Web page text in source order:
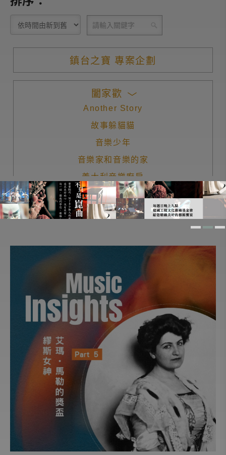
鎮台之寶 專案企劃
闔家歡
Another Story
故事躲貓貓
音樂少年
音樂家和音樂的家
義大利音樂廚房
經典名曲導聆
愛樂101
人物極短篇
兒童床邊音樂故事
寧靜致遠 心領神悟
愛樂人必修的一百首名曲
地平線的彼端
你，為什麼會喜歡聽音樂？
歌劇啟示錄
世界逍遙遊
換個方式聽音樂
黑白雙人舞
什麼是音樂
東方古典